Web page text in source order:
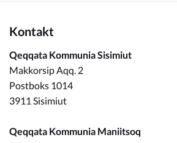
Kontakt
Qeqqata Kommunia Sisimiut
Makkorsip Aqq. 2
Postboks 1014
3911 Sisimiut
Qeqqata Kommunia Maniitsoq